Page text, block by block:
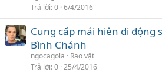
Trả lời 0 6/4/2016
Cung cấp mái hiên di động
Bình Chánh
ngocagola
Rao vặt
Trả lời 0 25/4/2016